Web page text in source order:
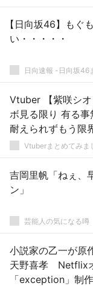
【日向坂46】もぐ
い・・・・・
日向速報 -日向坂46
Vtuber 【紫咲シ
ボ見る限り 有る
耐えられずもう限
世界中のみんなの
Vtuberまとめてみま
吉岡里帆「ねぇ、
ン」
芸能人の気になる噂
小説家の乙一が原
天野喜孝 Netflix
「exception」制